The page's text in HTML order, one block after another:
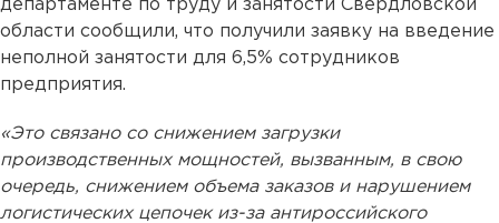
департаменте по труду и занятости Свердловской
области сообщили, что получили заявку на введение
неполной занятости для 6,5% сотрудников
предприятия.
«Это связано со снижением загрузки
производственных мощностей, вызванным, в свою
очередь, снижением объема заказов и нарушением
логистических цепочек из-за антироссийского